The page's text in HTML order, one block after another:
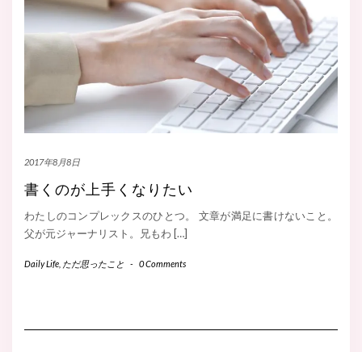
2017年8月8日
書くのが上手くなりたい
わたしのコンプレックスのひとつ。 文章が満足に書けないこと。
父が元ジャーナリスト。兄もわ […]
Daily Life ただ思ったこと - 0 Comments